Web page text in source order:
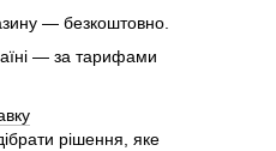
— безкоштовно.
— за тарифами
рішення, яке